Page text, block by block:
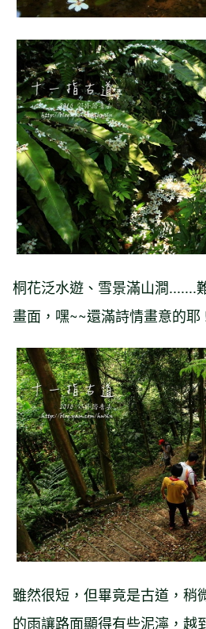
桐花泛水遊、雪景滿山澗.......
畫面，嘿~~還滿詩情畫意的耶
雖然很短，但畢竟是古道，稍
的雨讓路面顯得有些泥濘，越